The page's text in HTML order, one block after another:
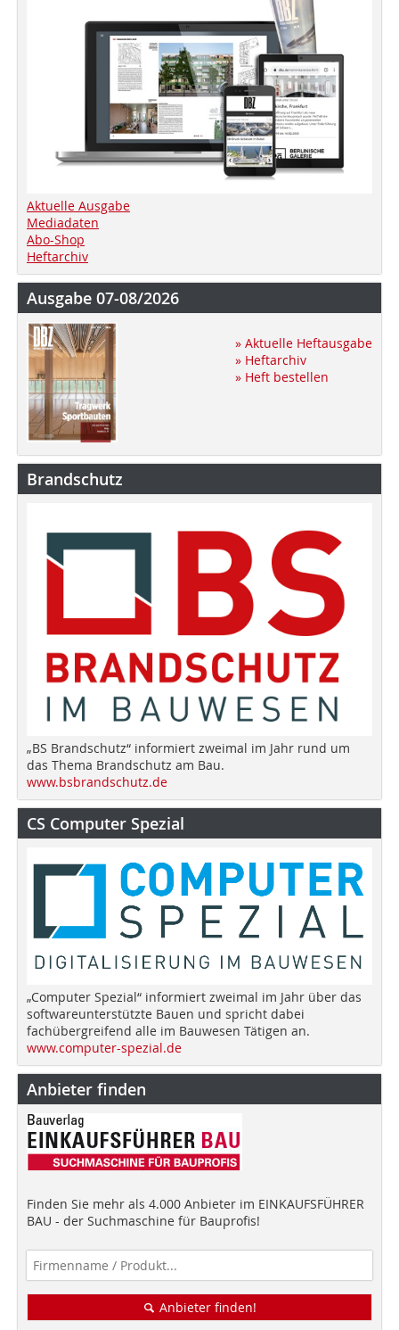
Aktuelle Ausgabe
Mediadaten
Abo-Shop
Heftarchiv
Ausgabe 07-08/2026
» Aktuelle Heftausgabe
» Heftarchiv
» Heft bestellen
Brandschutz
„BS Brandschutz“ informiert zweimal im Jahr rund um
das Thema Brandschutz am Bau.
www.bsbrandschutz.de
CS Computer Spezial
„Computer Spezial“ informiert zweimal im Jahr über das
softwareunterstützte Bauen und spricht dabei
fachübergreifend alle im Bauwesen Tätigen an.
www.computer-spezial.de
Anbieter finden
Finden Sie mehr als 4.000 Anbieter im EINKAUFSFÜHRER
BAU - der Suchmaschine für Bauprofis!
Anbieter finden!